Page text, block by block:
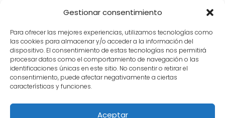
Gestionar consentimiento
Para ofrecer las mejores experiencias, utilizamos tecnologías como
las cookies para almacenar y/o acceder a la información del
dispositivo. El consentimiento de estas tecnologías nos permitirá
procesar datos como el comportamiento de navegación o las
identificaciones únicas en este sitio. No consentir o retirar el
consentimiento, puede afectar negativamente a ciertas
características y funciones.
Aceptar
Tienda Hobbies